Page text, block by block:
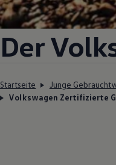
Der
Startseite
Junge
Volkswagen Zertifizierte